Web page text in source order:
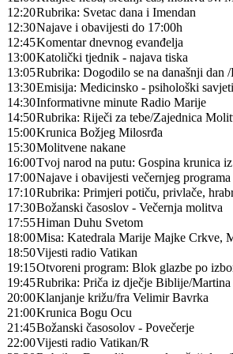
12:20Rubrika: Svetac dana i Imendan
12:30Najave i obavijesti do 17:00h
12:45Komentar dnevnog evanđelja
13:00Katolički tjednik - najava tiska
13:05Rubrika: Dogodilo se na današnji dan
13:30Emisija: Medicinsko - psihološki
14:30Informativne minute Radio Marije
14:50Rubrika: Riječi za tebe/Zajednica
15:00Krunica Božjeg Milosrđa
15:30Molitvene nakane
16:00Tvoj narod na putu: Gospina krunica
17:00Najave i obavijesti večernjeg programa
17:10Rubrika: Primjeri potiču, privlače,
17:30Božanski časoslov - Večernja molitva
17:55Himan Duhu Svetom
18:00Misa: Katedrala Marije Majke Crkve,
18:50Vijesti radio Vatikan
19:15Otvoreni program: Blok glazbe po
19:45Rubrika: Priča iz dječje Biblije/
20:00Klanjanje križu/fra Velimir Bavrka
21:00Krunica Bogu Ocu
21:45Božanski časosolov - Povečerje
22:00Vijesti radio Vatikan/R